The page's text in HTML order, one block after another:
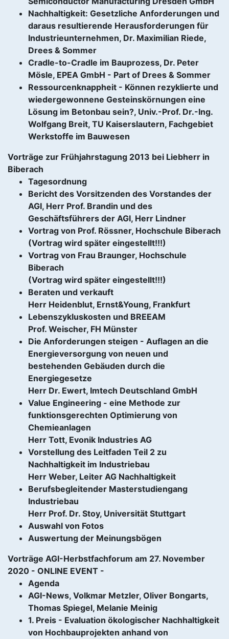
Nachhaltigkeit: Gesetzliche Anforderungen und
daraus resultierende Herausforderungen für
Industrieunternehmen, Dr. Maximilian Riede,
Drees & Sommer
Cradle-to-Cradle im Bauprozess, Dr. Peter
Mösle, EPEA GmbH - Part of Drees & Sommer
Ressourcenknappheit - Können rezyklierte und
wiedergewonnene Gesteinskörnungen eine
Lösung im Betonbau sein?, Univ.-Prof. Dr.-Ing.
Wolfgang Breit, TU Kaiserslautern, Fachgebiet
Werkstoffe im Bauwesen
Vorträge zur Frühjahrstagung 2013 bei Liebherr in
Biberach
Tagesordnung
Bericht des Vorsitzenden des Vorstandes der
AGI, Herr Prof. Brandin und des
Geschäftsführers der AGI, Herr Lindner
Vortrag von Prof. Rössner, Hochschule Biberach
(Vortrag wird später eingestellt!!!)
Vortrag von Frau Braunger, Hochschule
Biberach
(Vortrag wird später eingestellt!!!)
Beraten und verkauft
Herr Heidenblut, Ernst&Young, Frankfurt
Lebenszykluskosten und BREEAM
Prof. Weischer, FH Münster
Die Anforderungen steigen - Auflagen an die
Energieversorgung von neuen und
bestehenden Gebäuden durch die
Energiegesetze
Herr Dr. Ewert, Imtech Deutschland GmbH
Value Engineering - eine Methode zur
funktionsgerechten Optimierung von
Chemieanlagen
Herr Tott, Evonik Industries AG
Vorstellung des Leitfaden Teil 2 zu
Nachhaltigkeit im Industriebau
Herr Weber, Leiter AG Nachhaltigkeit
Berufsbegleitender Masterstudiengang
Industriebau
Herr Prof. Dr. Stoy, Universität Stuttgart
Auswahl von Fotos
Auswertung der Meinungsbögen
Vorträge AGI-Herbstfachforum am 27. November
2020 - ONLINE EVENT -
Agenda
AGI-News, Volkmar Metzler, Oliver Bongarts,
Thomas Spiegel, Melanie Meinig
1. Preis - Evaluation ökologischer Nachhaltigkeit
von Hochbauprojekten anhand von